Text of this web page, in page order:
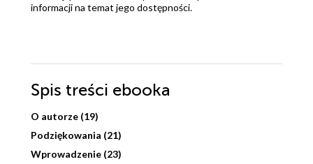
informacji na temat jego dostępności.
Spis treści ebooka
O autorze (19)
Podziękowania (21)
Wprowadzenie (23)